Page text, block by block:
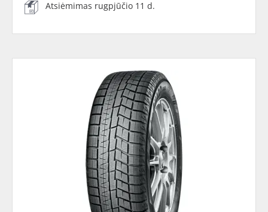
Atsiėmimas rugpjūčio 11 d.